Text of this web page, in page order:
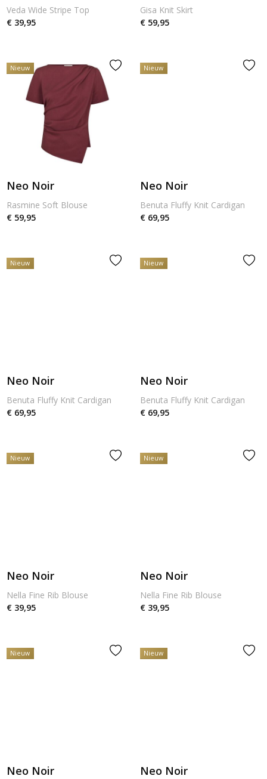
Veda Wide Stripe Top
€ 39,95
Gisa Knit Skirt
€ 59,95
Nieuw
Neo Noir
Rasmine Soft Blouse
€ 59,95
Nieuw
Neo Noir
Benuta Fluffy Knit Cardigan
€ 69,95
Nieuw
Neo Noir
Benuta Fluffy Knit Cardigan
€ 69,95
Nieuw
Neo Noir
Benuta Fluffy Knit Cardigan
€ 69,95
Nieuw
Neo Noir
Nella Fine Rib Blouse
€ 39,95
Nieuw
Neo Noir
Nella Fine Rib Blouse
€ 39,95
Nieuw
Neo Noir
Nieuw
Neo Noir